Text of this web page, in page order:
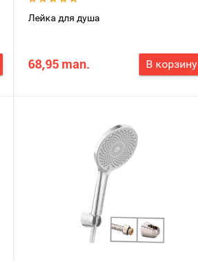
Лейка для душа
68,95 man. В корзину